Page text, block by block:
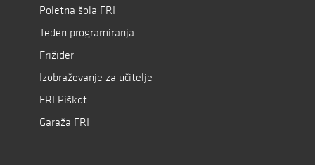
Poletna šola FRI
Teden programiranja
Frižider
Izobraževanje za učitelje
FRI Piškot
Garaža FRI